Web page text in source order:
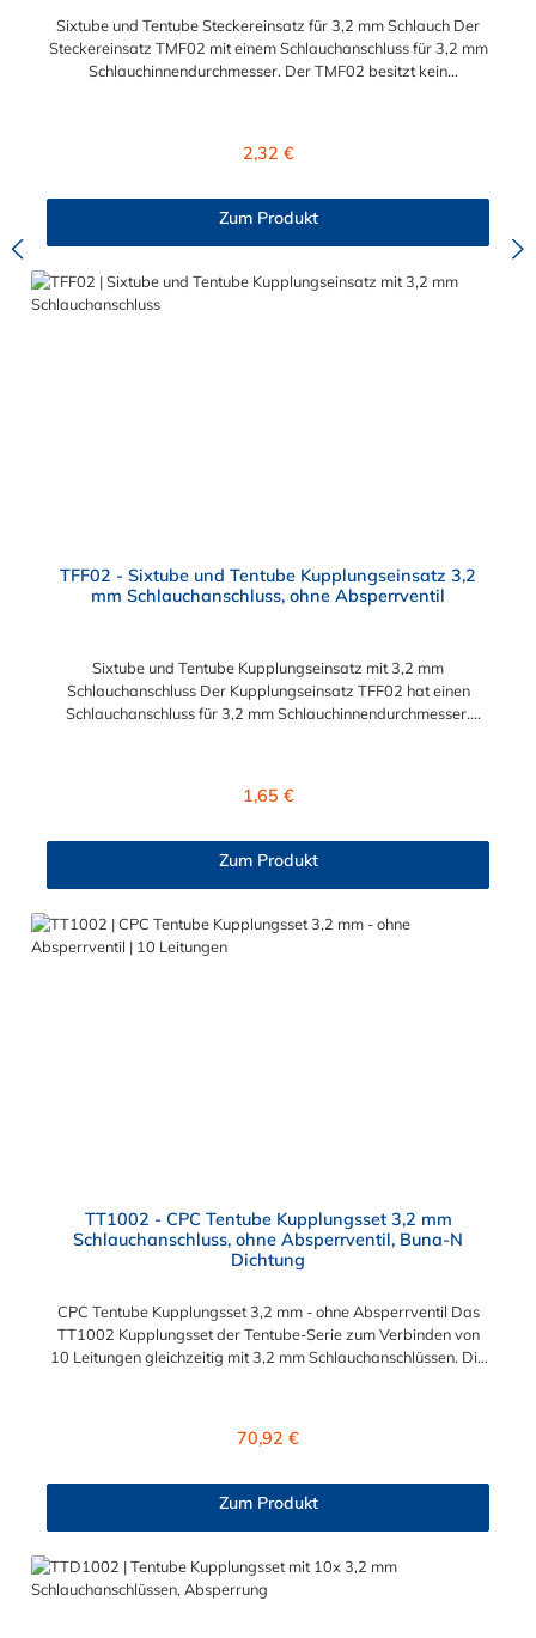
Sixtube und Tentube Steckereinsatz für 3,2 mm Schlauch Der
Steckereinsatz TMF02 mit einem Schlauchanschluss für 3,2 mm
Schlauchinnendurchmesser. Der TMF02 besitzt kein
Regulärer Preis:
2,32 €
Zum Produkt
TFF02 - Sixtube und Tentube Kupplungseinsatz 3,2
mm Schlauchanschluss, ohne Absperrventil
Sixtube und Tentube Kupplungseinsatz mit 3,2 mm
Schlauchanschluss Der Kupplungseinsatz TFF02 hat einen
Schlauchanschluss für 3,2 mm Schlauchinnendurchmesser.
Regulärer Preis:
1,65 €
Zum Produkt
TT1002 - CPC Tentube Kupplungsset 3,2 mm
Schlauchanschluss, ohne Absperrventil, Buna-N
Dichtung
CPC Tentube Kupplungsset 3,2 mm - ohne Absperrventil Das
TT1002 Kupplungsset der Tentube-Serie zum Verbinden von
10 Leitungen gleichzeitig mit 3,2 mm Schlauchanschlüssen. Die
Regulärer Preis:
70,92 €
Zum Produkt